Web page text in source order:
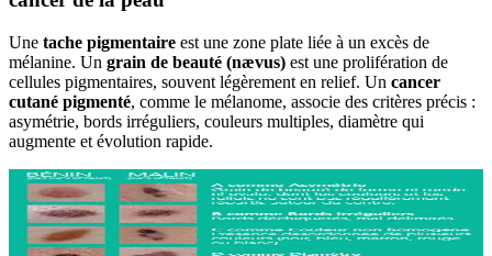
Une tache pigmentaire est une zone plate liée à un excès de
mélanine. Un grain de beauté (nævus) est une prolifération de
cellules pigmentaires, souvent légèrement en relief. Un cancer
cutané pigmenté, comme le mélanome, associe des critères précis :
asymétrie, bords irréguliers, couleurs multiples, diamètre qui
augmente et évolution rapide.